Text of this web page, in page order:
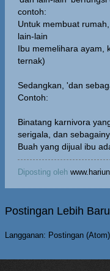
contoh:
Untuk membuat
lain-lain
Ibu memelihara ayam,
ternak)
Sedangkan, 'dan
Contoh:
Binatang karnivora
serigala, dan
Buah yang dijual ibu
Diposting oleh
Postingan Lebih Baru
Langganan: Postingan (Atom)